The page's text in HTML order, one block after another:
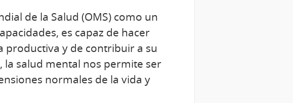
de la Salud (OMS) como un
es capaz de hacer
y de contribuir a su
la salud mental nos permite ser
normales de la vida y